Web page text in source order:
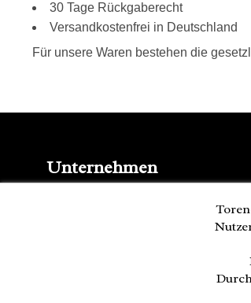
30 Tage Rückgaberecht
Versandkostenfrei in Deutschland
Für unsere Waren bestehen die
Unternehmen